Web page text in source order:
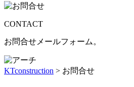
CONTACT
お問合せメールフォーム。
KTconstruction > お問合せ